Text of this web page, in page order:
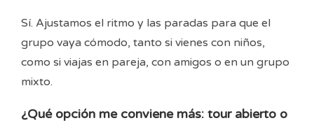
Sí. Ajustamos el ritmo y las paradas para que el
grupo vaya cómodo, tanto si vienes con niños,
como si viajas en pareja, con amigos o en un grupo
mixto.
¿Qué opción me conviene más: tour abierto o